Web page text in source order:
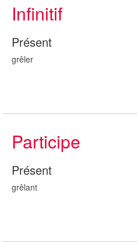
Infinitif
Présent
grêler
Participe
Présent
grêlant